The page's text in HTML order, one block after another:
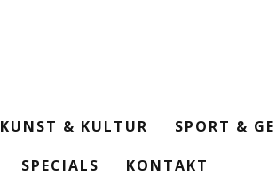
KUNST & KULTUR SPORT &
SPECIALS KONTAKT